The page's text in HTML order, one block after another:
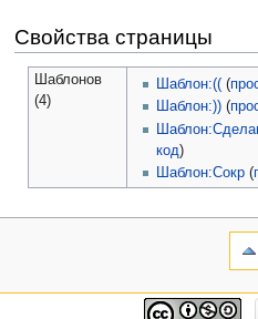
Свойства страницы
Шаблонов
(4)
Шаблон:(((
Шаблон:))(
код)
Шаблон:Сокр(